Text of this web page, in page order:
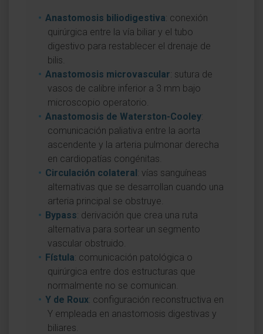
Anastomosis biliodigestiva: conexión
quirúrgica entre la vía biliar y el tubo
digestivo para restablecer el drenaje de
bilis.
Anastomosis microvascular: sutura de
vasos de calibre inferior a 3 mm bajo
microscopio operatorio.
Anastomosis de Waterston-Cooley:
comunicación paliativa entre la aorta
ascendente y la arteria pulmonar derecha
en cardiopatías congénitas.
Circulación colateral: vías sanguíneas
alternativas que se desarrollan cuando una
arteria principal se obstruye.
Bypass: derivación que crea una ruta
alternativa para sortear un segmento
vascular obstruido.
Fístula: comunicación patológica o
quirúrgica entre dos estructuras que
normalmente no se comunican.
Y de Roux: configuración reconstructiva en
Y empleada en anastomosis digestivas y
biliares.